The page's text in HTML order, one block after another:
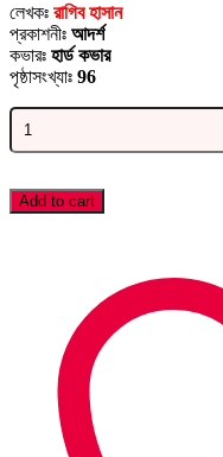
was:
৳ 200.00.
লেখকঃ রাগিব হাসান
প্রকাশনীঃ আদর্শ
কভারঃ হার্ড কভার
পৃষ্ঠাসংখ্যাঃ 96
বিজ্ঞানীদের
কাণ্ডকারখানা
quantity
Add to cart